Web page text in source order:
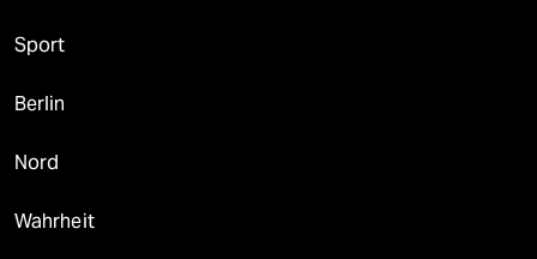
Sport
Berlin
Nord
Wahrheit